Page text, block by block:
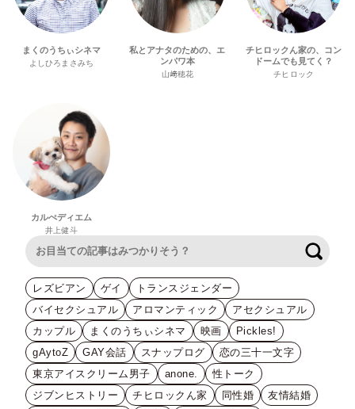
まくのうちぃシネマ
よしひろまさみち
私とアナタのための、エ
ンパワ本
山﨑穂花
チヒロックん家の、コン
ドームでも見てく？
チヒロック
カルぺディエム
井上健斗
レズビアン ゲイ
トランスジェンダー
バイセクシュアル
アロマンティック
アセクシュアル
カップル
まくのうちぃシネマ 映画
Pickles!
gAytoZ
GAY会話 スナップログ
恋の三十一文字
東京アイスクリーム男子
anone.
性トーク
ジブンヒストリー
チヒロックん家 同性婚
友情結婚